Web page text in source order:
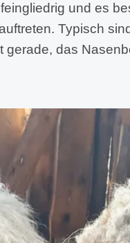
und es
Typisch
das